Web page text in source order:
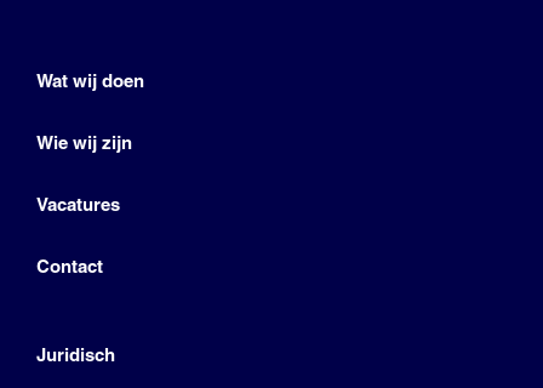
Wat wij doen
Wie wij zijn
Vacatures
Contact
Juridisch